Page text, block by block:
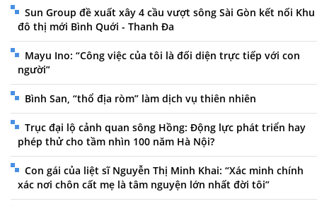
Sun Group đề xuất xây 4 cầu vượt sông Sài Gòn kết nối Khu
đô thị mới Bình Quới - Thanh Đa
Mayu Ino: “Công việc của tôi là đối diện trực tiếp với con
người”
Bình San, “thổ địa ròm” làm dịch vụ thiên nhiên
Trục đại lộ cảnh quan sông Hồng: Động lực phát triển hay
phép thử cho tầm nhìn 100 năm Hà Nội?
Con gái của liệt sĩ Nguyễn Thị Minh Khai: “Xác minh chính
xác nơi chôn cất mẹ là tâm nguyện lớn nhất đời tôi”